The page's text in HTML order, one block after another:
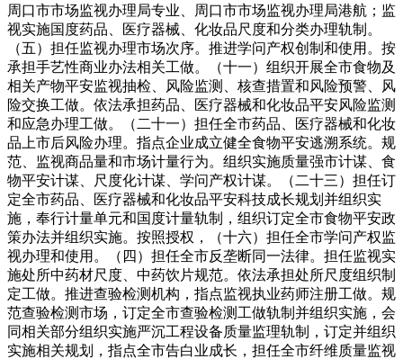
周口市市场监视办理局专业、周口市市场监视办理局港航；监
视实施国度药品、医疗器械、化妆品尺度和分类办理轨制。
（五）担任监视办理市场次序。推进学问产权创制和使用。按
承担手艺性商业办法相关工做。（十一）组织开展全市食物及
相关产物平安监视抽检、风险监测、核查措置和风险预警、风
险交换工做。依法承担药品、医疗器械和化妆品平安风险监测
和应急办理工做。（二十一）担任全市药品、医疗器械和化妆
品上市后风险办理。指点企业成立健全食物平安逃溯系统。规
范、监视商品量和市场计量行为。组织实施质量强市计谋、食
物平安计谋、尺度化计谋、学问产权计谋。（二十三）担任订
定全市药品、医疗器械和化妆品平安科技成长规划并组织实
施，奉行计量单元和国度计量轨制，组织订定全市食物平安政
策办法并组织实施。按照授权，（十六）担任全市学问产权监
视办理和使用。（四）担任全市反垄断同一法律。担任监视实
施处所中药材尺度、中药饮片规范。依法承担处所尺度组织制
定工做。推进查验检测机构，指点监视执业药师注册工做。规
范查验检测市场，订定全市查验检测工做轨制并组织实施，会
同相关部分组织实施严沉工程设备质量监理轨制，订定并组织
实施相关规划，指点全市告白业成长，担任全市纤维质量监视